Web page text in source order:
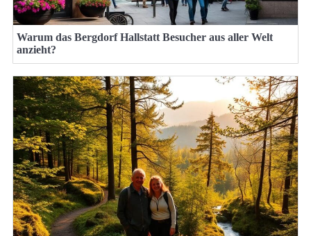
Warum das Bergdorf Hallstatt Besucher aus aller Welt
anzieht?